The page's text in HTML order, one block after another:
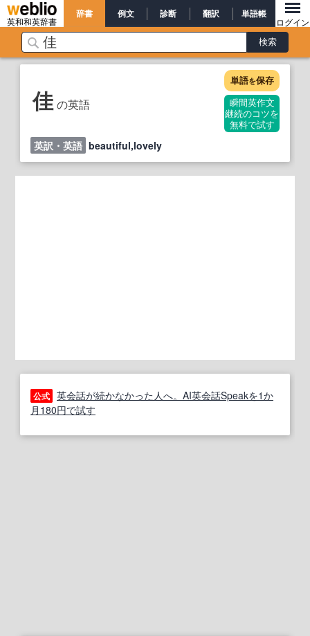
英和和英辞書
辞書 例文 診断 翻訳 単語帳
ログイン
佳 の英語
単語を保存
瞬間英作文
継続のコツを
無料で試す
英訳・英語 beautiful,lovely
公式 英会話が続かなかった人へ。AI英会話Speakを1か
月180円で試す